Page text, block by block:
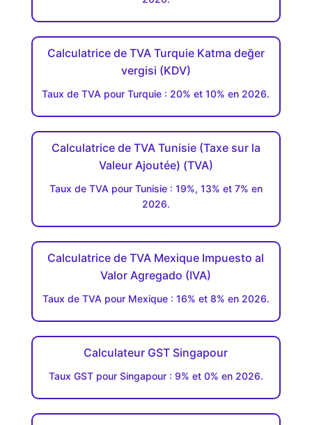
Calculatrice de TVA Turquie Katma değer
vergisi (KDV)
Taux de TVA pour Turquie : 20% et 10% en 2026.
Calculatrice de TVA Tunisie (Taxe sur la
Valeur Ajoutée) (TVA)
Taux de TVA pour Tunisie : 19%, 13% et 7% en
2026.
Calculatrice de TVA Mexique Impuesto al
Valor Agregado (IVA)
Taux de TVA pour Mexique : 16% et 8% en 2026.
Calculateur GST Singapour
Taux GST pour Singapour : 9% et 0% en 2026.